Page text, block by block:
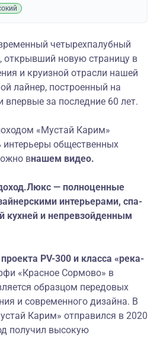
четырехпалубный
, открывший новую страницу в
и круизной отрасли нашей
лайнер, построенный на
впервые за последние 60 лет.
«Мустай Карим»
интерьеры общественных
внашем видео.
— полноценные
интерьерами, спа-
кухней и непревзойденным
проекта PV-300 и класса «река-
«Красное Сормово» в
образцом передовых
и современного дизайна. В
Карим» отправился в 2020
получил высокую